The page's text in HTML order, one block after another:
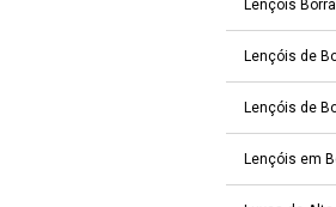
Lençóis
Lençóis de
Lençóis de
Lençóis em